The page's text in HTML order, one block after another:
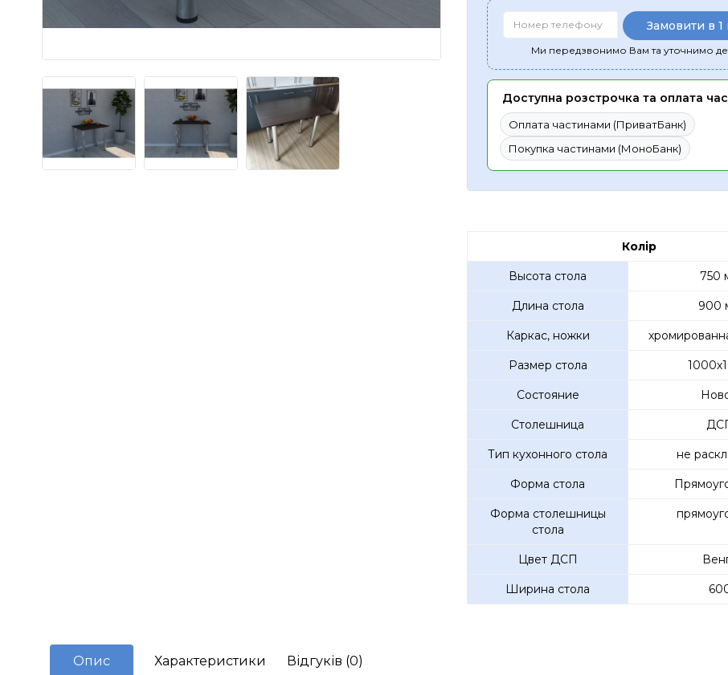
Замовити в 1
Ми передзвонимо Вам та уточнимо
Доступна розстрочка та оплата
Оплата частинами (ПриватБанк)
Покупка частинами (МоноБанк)
Колір
Высота стола 750
Длина стола 900
Каркас, ножки
Размер стола
Состояние
Столешница
Тип кухонного стола не
Форма стола
Форма столешницы
стола
Цвет ДСП
Ширина стола
Опис Характеристики Відгуків (0)